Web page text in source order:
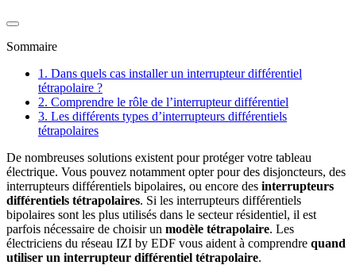
Sommaire
1. Dans quels cas installer un interrupteur différentiel
tétrapolaire ?
2. Comprendre le rôle de l’interrupteur différentiel
3. Les différents types d’interrupteurs différentiels
tétrapolaires
De nombreuses solutions existent pour protéger votre tableau
électrique. Vous pouvez notamment opter pour des disjoncteurs, des
interrupteurs différentiels bipolaires, ou encore des interrupteurs
différentiels tétrapolaires. Si les interrupteurs différentiels
bipolaires sont les plus utilisés dans le secteur résidentiel, il est
parfois nécessaire de choisir un modèle tétrapolaire. Les
électriciens du réseau IZI by EDF vous aident à comprendre quand
utiliser un interrupteur différentiel tétrapolaire.